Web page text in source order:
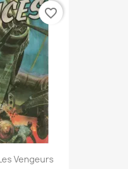
Vengeurs
favorite_border